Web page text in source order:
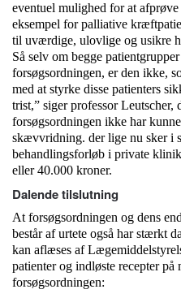
eventuel mulighed for at
eksempel for palliative
til uværdige, ulovlige og usikre
Så selv om begge
forsøgsordningen, er den ikke,
med at styrke disse patienters
trist,” siger professor Leutscher,
forsøgsordningen ikke har
skævvridning. der lige nu sker i
behandlingsforløb i private
eller 40.000 kroner.
Dalende tilslutning
At forsøgsordningen og dens
består af urtete også har stærkt
kan aflæses af
patienter og indløste recepter på
forsøgsordningen: